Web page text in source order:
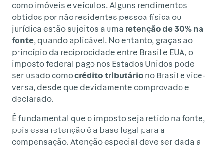
como imóveis e veículos. Alguns rendimentos
obtidos por não residentes pessoa física ou
jurídica estão sujeitos a uma retenção de 30% na
fonte, quando aplicável. No entanto, graças ao
princípio da reciprocidade entre Brasil e EUA, o
imposto federal pago nos Estados Unidos pode
ser usado comocrédito tributário no Brasil e vice-
versa, desde que devidamente comprovado e
declarado.
É fundamental que o imposto seja retido na fonte,
pois essa retenção é a base legal para a
compensação. Atenção especial deve ser dada a